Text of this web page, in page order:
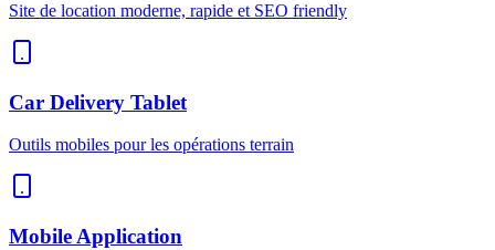
Site de location moderne, rapide et SEO friendly
Car Delivery Tablet
Outils mobiles pour les opérations terrain
Mobile Application